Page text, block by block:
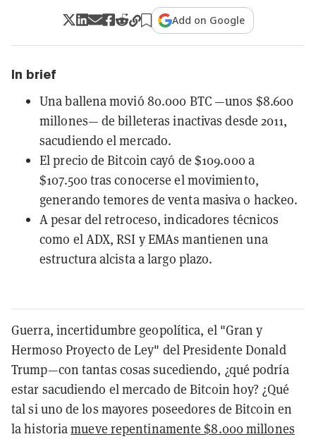
Add on Google
In brief
Una ballena movió 80.000 BTC —unos $8.600
millones— de billeteras inactivas desde 2011,
sacudiendo el mercado.
El precio de Bitcoin cayó de $109.000 a
$107.500 tras conocerse el movimiento,
generando temores de venta masiva o hackeo.
A pesar del retroceso, indicadores técnicos
como el ADX, RSI y EMAs mantienen una
estructura alcista a largo plazo.
Guerra, incertidumbre geopolítica, el "Gran y
Hermoso Proyecto de Ley" del Presidente Donald
Trump—con tantas cosas sucediendo, ¿qué podría
estar sacudiendo el mercado de Bitcoin hoy? ¿Qué
tal si uno de los mayores poseedores de Bitcoin en
la historiamueve repentinamente $8.000 millones